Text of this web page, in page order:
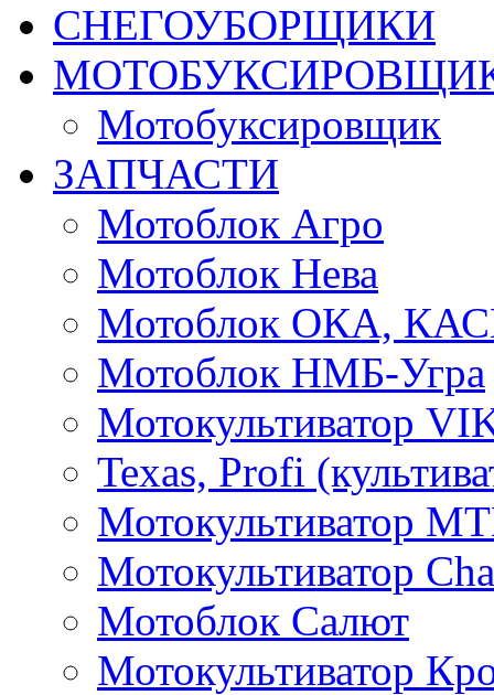
СНЕГОУБОРЩИКИ
Мотобуксировщик
ЗАПЧАСТИ
Мотоблок Агро
Мотоблок Нева
Мотоблок ОКА,
Мотоблок НМБ-Угра
Мотокультиватор
Texas, Profi
Мотокультиватор
Мотокультиватор
Мотоблок Салют
Мотокультиватор